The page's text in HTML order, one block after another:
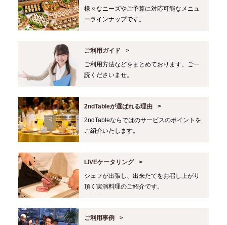
様々なニーズやご予算に対応可能なメニュ
ーラインナップです。
ご利用ガイド
ご利用方法などをまとめております。ご一
読くださいませ。
2ndTableが選ばれる理由
2ndTableならではのサービスのポイントを
ご紹介いたします。
LIVEケータリング
シェフが出張し、出来たてをお召し上がり
頂く実演料理のご紹介です。
ご利用事例